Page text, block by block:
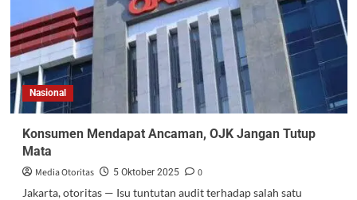
Nasional
Konsumen Mendapat Ancaman, OJK Jangan Tutup
Mata
Media Otoritas 5 Oktober 2025
0
Jakarta, otoritas — Isu tuntutan audit terhadap salah satu